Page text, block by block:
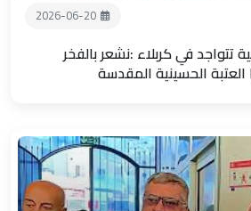
2026-06-20
تتواجد في كربلاء :نشعر بالفخر
العتبة الحسينية المقدسة